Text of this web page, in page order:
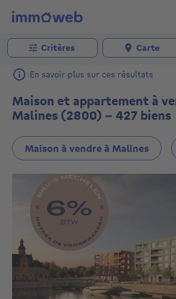
Critères Carte
En savoir plus sur ces résultats
Maison et appartement à
Malines (2800) - 427 biens
Maison à vendre à Malines